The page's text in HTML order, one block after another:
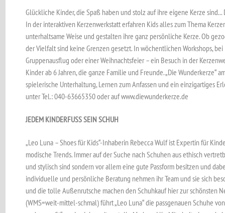
Glückliche Kinder, die Spaß haben und stolz auf ihre eigene Kerze sind...
In der interaktiven Kerzenwerkstatt erfahren Kids alles zum Thema
unterhaltsame Weise und gestalten ihre ganz persönliche Kerze. Ob
der Vielfalt sind keine Grenzen gesetzt. In wöchentlichen Workshops,
Gruppenausflug oder einer Weihnachtsfeier – ein Besuch in der
Kinder ab 6 Jahren, die ganze Familie und Freunde. „Die Wunderkerze“
spielerische Unterhaltung, Lernen zum Anfassen und ein einzigartiges
unter Tel.: 040-63665350 oder auf www.diewunderkerze.de
JEDEM KINDERFUSS SEIN SCHUH
„Leo Luna – Shoes für Kids“-Inhaberin Rebecca Wulf ist Expertin für
modische Trends. Immer auf der Suche nach Schuhen aus ethisch
und stylisch sind sondern vor allem eine gute Passform besitzen und
individuelle und persönliche Beratung nehmen ihr Team und sie sich
und die tolle Außenrutsche machen den Schuhkauf hier zur schönsten
(WMS=weit-mittel-schmal) führt „Leo Luna“ die passgenauen Schuhe von